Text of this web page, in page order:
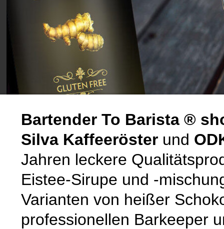
Bartender To Barista ®
Silva Kaffeeröster und
Jahren leckere
Eistee-Sirupe und -
Varianten von heißer
professionellen Barkeeper